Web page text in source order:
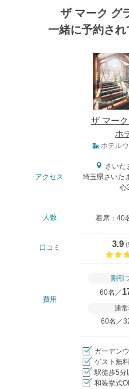
ザ マーク グ
一緒に予約さ
ザ マー
ホ
ホテル
アクセス
さいた
埼玉県さいた
心
人数 着席：40
口コミ 3.9(
費用
割引
60名／
通
60名／
ガーデン
ゲスト無
駅徒歩5分
和装挙式